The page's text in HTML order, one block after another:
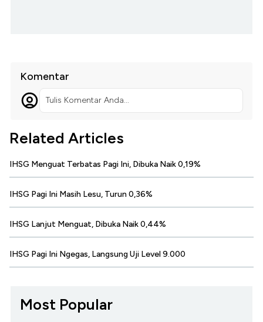
Komentar
Tulis Komentar Anda...
Related Articles
IHSG Menguat Terbatas Pagi Ini, Dibuka Naik 0,19%
IHSG Pagi Ini Masih Lesu, Turun 0,36%
IHSG Lanjut Menguat, Dibuka Naik 0,44%
IHSG Pagi Ini Ngegas, Langsung Uji Level 9.000
Most Popular